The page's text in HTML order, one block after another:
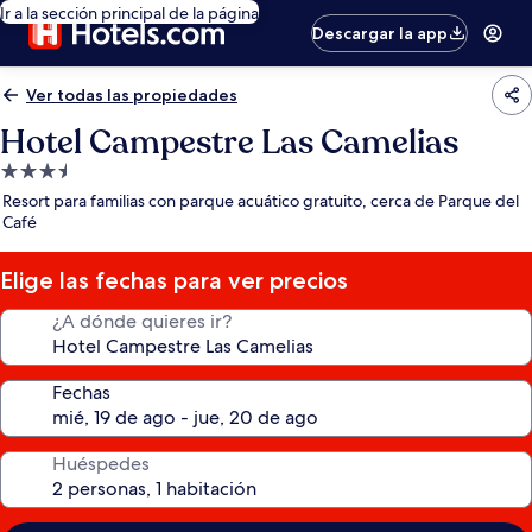
Ir a la sección principal de la página
Descargar la app
Ver todas las propiedades
Hotel Campestre Las Camelias
Propiedad
de
3.5
estrellas
Resort para familias con parque acuático gratuito, cerca de Parque del
Café
Elige las fechas para ver precios
¿A dónde quieres ir?
Fechas
Huéspedes